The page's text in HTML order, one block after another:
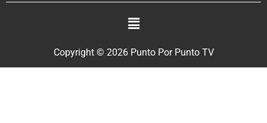
Copyright © 2026 Punto Por Punto TV